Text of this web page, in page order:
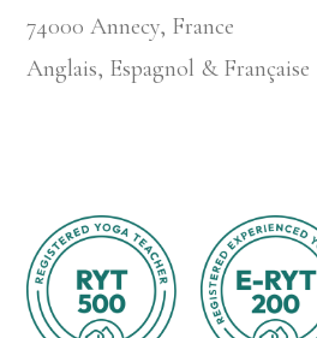
74000 Annecy, France
Anglais, Espagnol & Française